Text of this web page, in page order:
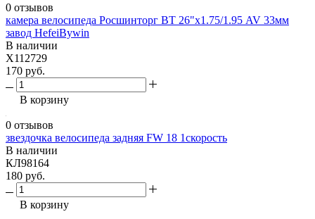
0 отзывов
камера велосипеда Росшинторг BT 26"х1.75/1.95 AV 33мм
завод HefeiBywin
В наличии
X112729
170 руб.
В корзину
0 отзывов
звездочка велосипеда задняя FW 18 1скорость
В наличии
КЛ98164
180 руб.
В корзину